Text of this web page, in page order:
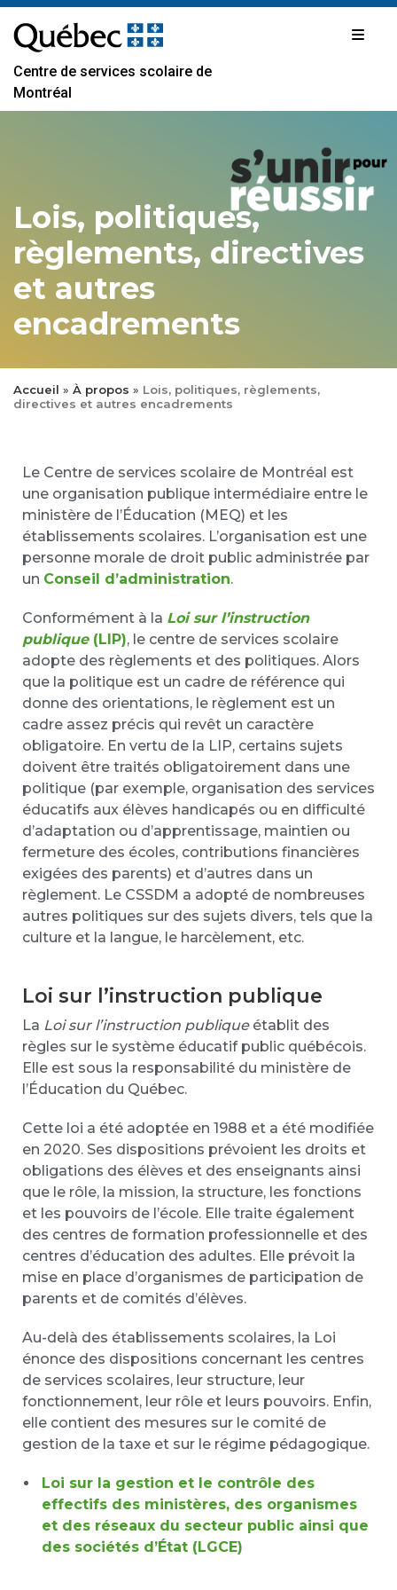
au
contenu
Centre de services scolaire de
Montréal
Lois, politiques,
règlements, directives
et autres
encadrements
Accueil » À propos » Lois, politiques, règlements,
directives et autres encadrements
Le Centre de services scolaire de Montréal est
une organisation publique intermédiaire entre le
ministère de l’Éducation (MEQ) et les
établissements scolaires. L’organisation est une
personne morale de droit public administrée par
un Conseil d’administration.
Conformément à la Loi sur l’instruction
publique(LIP), le centre de services scolaire
adopte des règlements et des politiques. Alors
que la politique est un cadre de référence qui
donne des orientations, le règlement est un
cadre assez précis qui revêt un caractère
obligatoire. En vertu de la LIP, certains sujets
doivent être traités obligatoirement dans une
politique (par exemple, organisation des services
éducatifs aux élèves handicapés ou en difficulté
d’adaptation ou d’apprentissage, maintien ou
fermeture des écoles, contributions financières
exigées des parents) et d’autres dans un
règlement. Le CSSDM a adopté de nombreuses
autres politiques sur des sujets divers, tels que la
culture et la langue, le harcèlement, etc.
Loi sur l’instruction publique
La Loi sur l’instruction publiqueétablit des
règles sur le système éducatif public québécois.
Elle est sous la responsabilité du ministère de
l’Éducation du Québec.
Cette loi a été adoptée en 1988 et a été modifiée
en 2020. Ses dispositions prévoient les droits et
obligations des élèves et des enseignants ainsi
que le rôle, la mission, la structure, les fonctions
et les pouvoirs de l’école. Elle traite également
des centres de formation professionnelle et des
centres d’éducation des adultes. Elle prévoit la
mise en place d’organismes de participation de
parents et de comités d’élèves.
Au-delà des établissements scolaires, la Loi
énonce des dispositions concernant les centres
de services scolaires, leur structure, leur
fonctionnement, leur rôle et leurs pouvoirs. Enfin,
elle contient des mesures sur le comité de
gestion de la taxe et sur le régime pédagogique.
Loi sur la gestion et le contrôle des
effectifs des ministères, des organismes
et des réseaux du secteur public ainsi que
des sociétés d’État (LGCE)